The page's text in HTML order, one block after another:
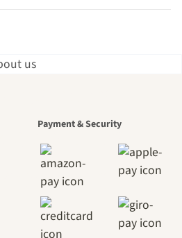
chemins
vers
mêmes,
Payment & Security